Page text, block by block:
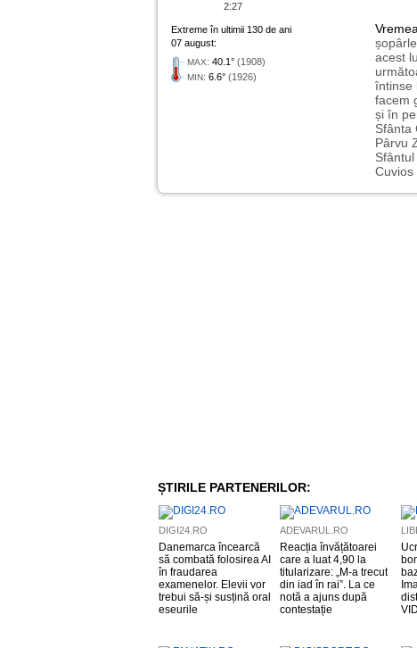
Extreme în ultimii 130 de ani
07 august:
MAX: 40.1° (1908)
MIN: 6.6° (1926)
Vremea
acest
întinse
facem
și în
Sfânta
Pârvu
Cuvios
2:27
ȘTIRILE PARTENERILOR:
DIGI24.RO
Danemarca încearcă
să combată folosirea AI
în fraudarea
examenelor. Elevii vor
trebui să-și susțină oral
eseurile
ADEVARUL.RO
Reacția învățătoarei
care a luat 4,90 la
titularizare: „M-a trecut
din iad în rai”. La ce
notă a ajuns după
contestație